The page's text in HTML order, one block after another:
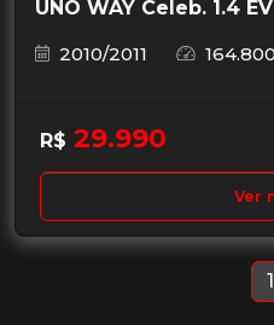
UNO WAY Celeb. 1.4
2010/2011
R$ 29.990
Ver
1